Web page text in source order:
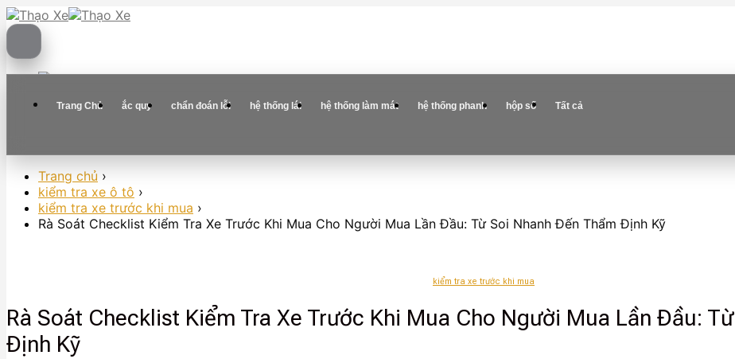
Skip
to
Trang Chủ ắc quy chẩn đoán lỗi hệ thống lái hệ thống làm mát hệ thống phanh hộp số Tất cả
Trang chủ ›
kiểm tra xe ô tô ›
kiểm tra xe trước khi mua ›
Rà Soát Checklist Kiểm Tra Xe Trước Khi Mua Cho Người Mua Lần Đầu: Từ Soi Nhanh Đến Thẩm Định Kỹ
kiểm tra xe trước khi mua
Rà Soát Checklist Kiểm Tra Xe Trước Khi Mua Cho Người Mua Lần Đầu:
Định Kỹ